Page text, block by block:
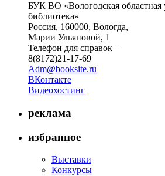
БУК ВО «Вологодская областная
библиотека»
Россия, 160000, Вологда,
Марии Ульяновой, 1
Телефон для справок –
8(8172)21-17-69
Adm@booksite.ru
ВКонтакте
Видеохостинг
реклама
избранное
Выставки
Конкурсы